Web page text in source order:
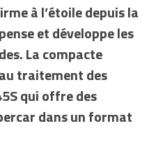
à l’étoile depuis la
et développe les
La compacte
au traitement des
qui offre des
dans un format